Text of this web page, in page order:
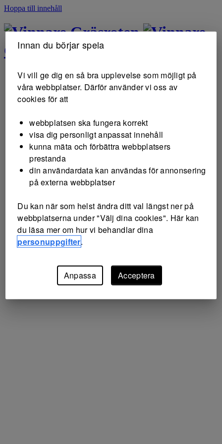
Hoppa till innehåll
Gräsroten
Gräsroten
Innan du börjar spela
Vi vill ge dig en så bra upplevelse som möjligt på
våra webbplatser. Därför använder vi oss av
cookies för att
webbplatsen ska fungera korrekt
visa dig personligt anpassat innehåll
kunna mäta och förbättra webbplatsers
prestanda
din användardata kan användas för annonsering
på externa webbplatser
Du kan när som helst ändra ditt val längst ner på
webbplatserna under "Välj dina cookies". Här kan
du läsa mer om hur vi behandlar dina
personuppgifter.
Anpassa Acceptera